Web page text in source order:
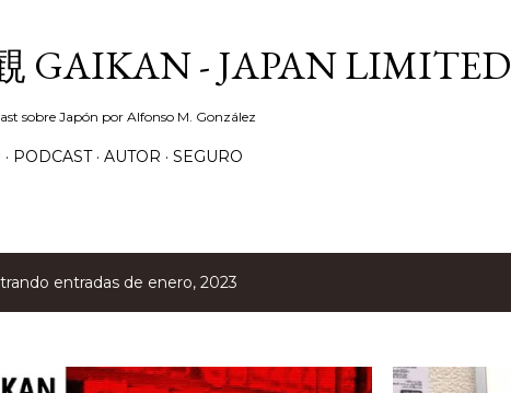
GAIKAN - JAPAN LIMITED
sobre Japón por Alfonso M. González
PODCAST AUTOR SEGURO
entradas de enero, 2023